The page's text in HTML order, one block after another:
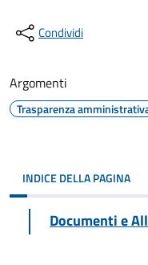
Condividi
Argomenti
Trasparenza
INDICE DELLA PAGINA
Documenti e